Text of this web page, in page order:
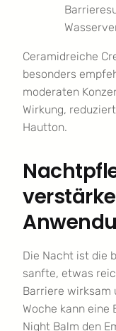
Ceramidreiche
besonders
moderaten
Wirkung,
Hautton.
Die Nacht ist die
sanfte, etwas
Barriere wirksam
Woche kann eine
Night Balm den